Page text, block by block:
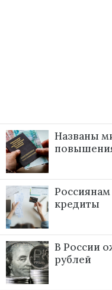
Названы
кредиты
В России
рублей